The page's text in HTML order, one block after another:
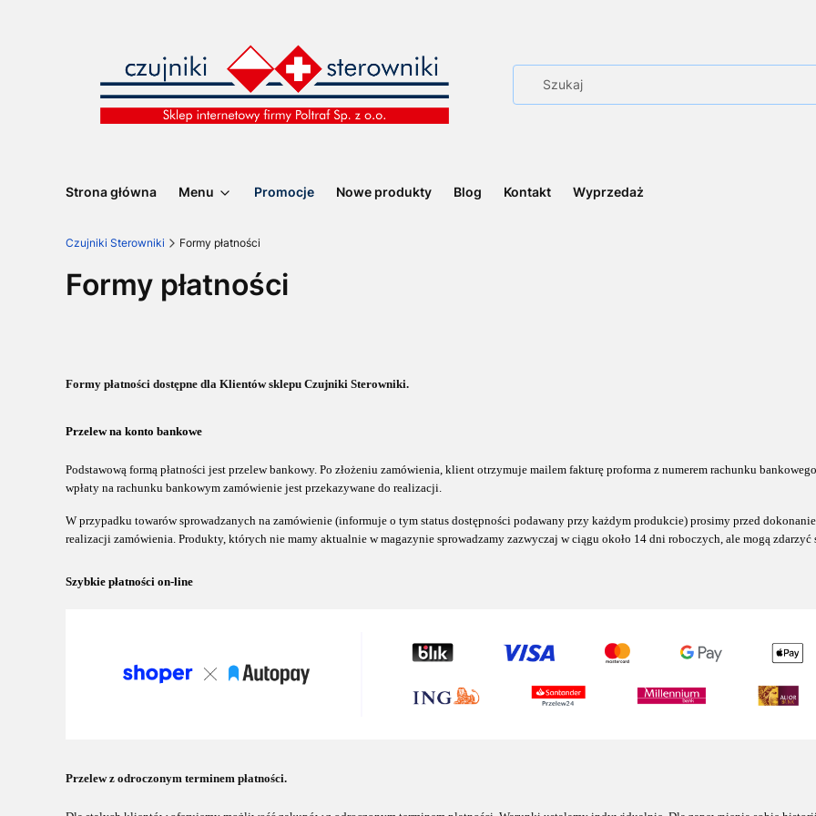
Strona główna Menu Promocje Nowe produkty Blog Kontakt Wyprzedaż
Czujniki Sterowniki Formy płatności
Formy płatności
Formy płatności dostępne dla Klientów sklepu Czujniki Sterowniki.
Przelew na konto bankowe
Podstawową formą płatności jest przelew bankowy. Po złożeniu zamówienia, klient otrzymuje mailem fakturę proforma z numerem rachunku
wpłaty na rachunku bankowym zamówienie jest przekazywane do realizacji.
W przypadku towarów sprowadzanych na zamówienie (informuje o tym status dostępności podawany przy każdym produkcie) prosimy przed
realizacji zamówienia. Produkty, których nie mamy aktualnie w magazynie sprowadzamy zazwyczaj w ciągu około 14 dni roboczych, ale mogą zdarzyć
Szybkie płatności on-line
Przelew z odroczonym terminem płatności.